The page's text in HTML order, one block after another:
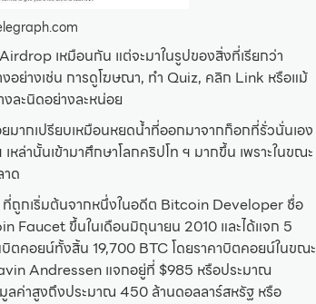
เหมือนกัน แต่จะมาในรูปของสิ่งที่เรียกว่า
งอย่างเช่น การดูโฆษณา, ทำ Quiz, คลิก Link หรือแม้
ละนิดอย่างละหน่อย
มากเปรียบเหมือนหยดน้ำที่ออกมาจากก็อกที่รั่วนั่นเอง
ล่านั้นเข้ามาศึกษาโลกคริปโท ฯ มากขึ้น เพราะในขณะ
ด
ถูกเริ่มต้นจากหนึ่งในอดีต Bitcoin Developer ชื่อ
Faucet ขึ้นในเดือนมิถุนายน 2010 และได้แจก 5
คอยน์ทั้งสิ้น 19,700 BTC โดยราคาบิตคอยน์ในขณะ
Andressen แจกอยู่ที่ $985 หรือประมาณ
ค่าสูงถึงประมาณ 450 ล้านดอลลาร์สหรัฐ หรือ